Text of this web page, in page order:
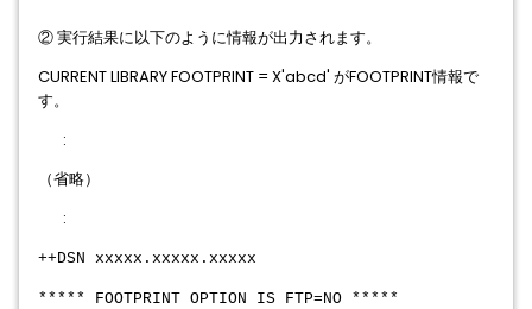
② 実行結果に以下のように情報が出力されます。
CURRENT LIBRARY FOOTPRINT = X'abcd' がFOOTPRINT情報で
す。
:
（省略）
:
++DSN xxxxx.xxxxx.xxxxx
***** FOOTPRINT OPTION IS FTP=NO *****